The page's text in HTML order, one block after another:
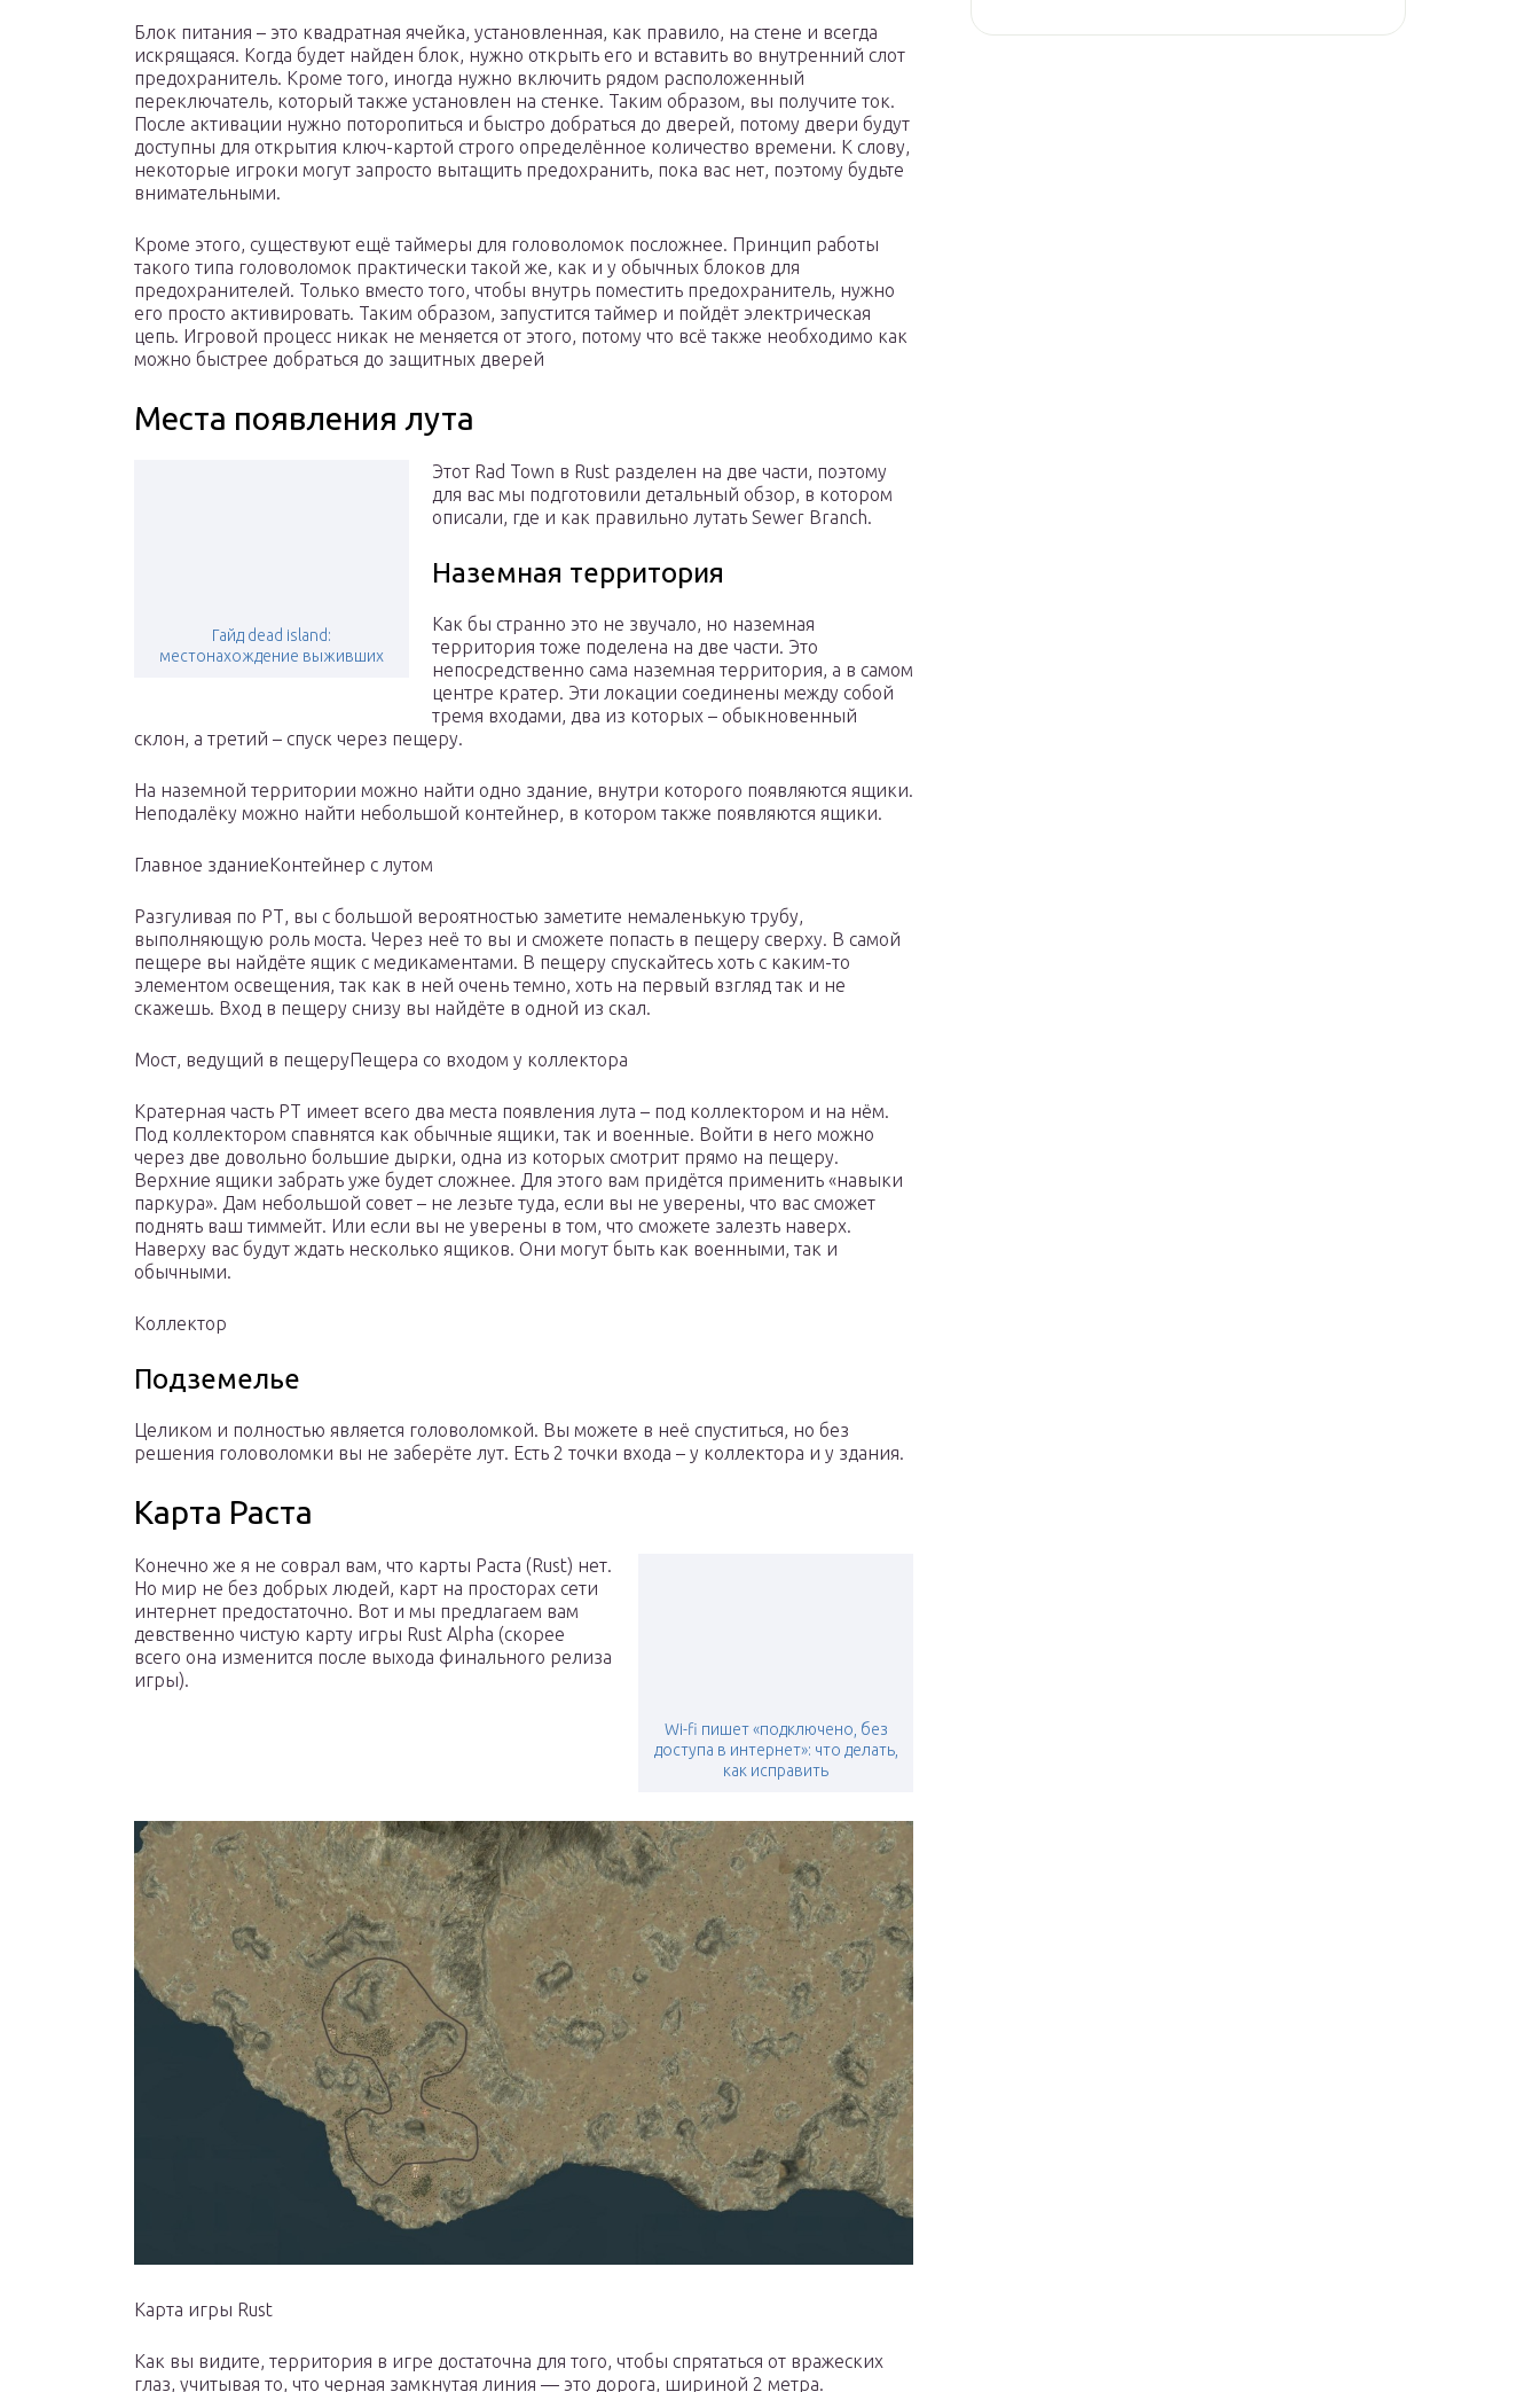
Блок питания – это квадратная ячейка, установленная, как правило, на стене и всегда
искрящаяся. Когда будет найден блок, нужно открыть его и вставить во внутренний слот
предохранитель. Кроме того, иногда нужно включить рядом расположенный
переключатель, который также установлен на стенке. Таким образом, вы получите ток.
После активации нужно поторопиться и быстро добраться до дверей, потому двери будут
доступны для открытия ключ-картой строго определённое количество времени. К слову,
некоторые игроки могут запросто вытащить предохранить, пока вас нет, поэтому будьте
внимательными.
Кроме этого, существуют ещё таймеры для головоломок посложнее. Принцип работы
такого типа головоломок практически такой же, как и у обычных блоков для
предохранителей. Только вместо того, чтобы внутрь поместить предохранитель, нужно
его просто активировать. Таким образом, запустится таймер и пойдёт электрическая
цепь. Игровой процесс никак не меняется от этого, потому что всё также необходимо как
можно быстрее добраться до защитных дверей
Места появления лута
Гайд dead island:
местонахождение выживших
Этот Rad Town в Rust разделен на две части, поэтому
для вас мы подготовили детальный обзор, в котором
описали, где и как правильно лутать Sewer Branch.
Наземная территория
Как бы странно это не звучало, но наземная
территория тоже поделена на две части. Это
непосредственно сама наземная территория, а в самом
центре кратер. Эти локации соединены между собой
тремя входами, два из которых – обыкновенный
склон, а третий – спуск через пещеру.
На наземной территории можно найти одно здание, внутри которого появляются ящики.
Неподалёку можно найти небольшой контейнер, в котором также появляются ящики.
Главное зданиеКонтейнер с лутом
Разгуливая по РТ, вы с большой вероятностью заметите немаленькую трубу,
выполняющую роль моста. Через неё то вы и сможете попасть в пещеру сверху. В самой
пещере вы найдёте ящик с медикаментами. В пещеру спускайтесь хоть с каким-то
элементом освещения, так как в ней очень темно, хоть на первый взгляд так и не
скажешь. Вход в пещеру снизу вы найдёте в одной из скал.
Мост, ведущий в пещеруПещера со входом у коллектора
Кратерная часть РТ имеет всего два места появления лута – под коллектором и на нём.
Под коллектором спавнятся как обычные ящики, так и военные. Войти в него можно
через две довольно большие дырки, одна из которых смотрит прямо на пещеру.
Верхние ящики забрать уже будет сложнее. Для этого вам придётся применить «навыки
паркура». Дам небольшой совет – не лезьте туда, если вы не уверены, что вас сможет
поднять ваш тиммейт. Или если вы не уверены в том, что сможете залезть наверх.
Наверху вас будут ждать несколько ящиков. Они могут быть как военными, так и
обычными.
Коллектор
Подземелье
Целиком и полностью является головоломкой. Вы можете в неё спуститься, но без
решения головоломки вы не заберёте лут. Есть 2 точки входа – у коллектора и у здания.
Карта Раста
Wi-fi пишет «подключено, без
доступа в интернет»: что делать,
как исправить
Конечно же я не соврал вам, что карты Раста (Rust) нет.
Но мир не без добрых людей, карт на просторах сети
интернет предостаточно. Вот и мы предлагаем вам
девственно чистую карту игры Rust Alpha (скорее
всего она изменится после выхода финального релиза
игры).
Карта игры Rust
Как вы видите, территория в игре достаточна для того, чтобы спрятаться от вражеских
глаз, учитывая то, что черная замкнутая линия — это дорога, шириной 2 метра.